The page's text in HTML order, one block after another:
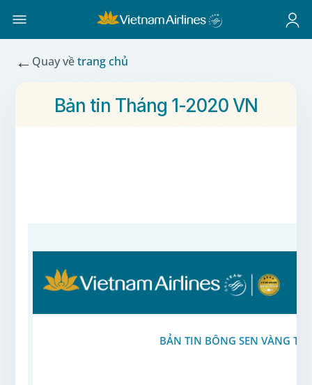
← Quay vềtrang chủ
Bản tin Tháng 1-2020 VN
BẢN TIN BÔNG SEN VÀNG